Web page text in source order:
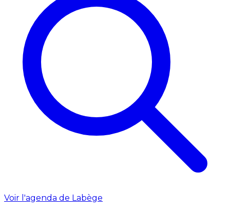
Voir l'agenda de Labège